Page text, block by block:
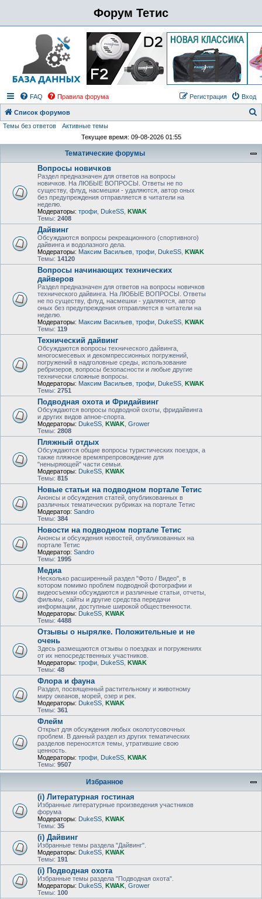
Форум Тетис
FAQ Правила форума Вход
Регистрация
Список форумов
Темы без ответов
Активные темы
Текущее время: 09-08-2026 01:55
Тематические форумы
Вопросы новичков
Раздел предназначен для ответов на вопросы
новичков. На ЛЮБЫЕ ВОПРОСЫ. Ответы не по
существу, флуд, насмешки - удаляются, автор оных
без предупреждения отправляется в читатели на
неделю.
Модераторы: трофи DukeSS KWAK
Темы: 2408
Дайвинг
Обсуждаются вопросы рекреационного (спортивного)
дайвинга и водолазного дела.
Модераторы: Максим Васильев трофи DukeSS KWAK
Темы: 14120
Вопросы начинающих технических
дайверов
Раздел предназначен для ответов на вопросы новичков
технического дайвинга. На ЛЮБЫЕ ВОПРОСЫ. Ответы
не по существу, флуд, насмешки - удаляются, автор
оных без предупреждения отправляется в читатели на
неделю.
Модераторы: Максим Васильев трофи DukeSS KWAK
Темы: 119
Технический дайвинг
Обсуждаются вопросы технического дайвинга,
многосмесевых и декомпрессионных погружений,
погружений в надголовные среды, использование
ребризеров, вопросы безопасности и любые другие
технически сложные вопросы.
Модераторы: Максим Васильев трофи DukeSS KWAK
Темы: 2751
Подводная охота и Фридайвинг
Обсуждаются вопросы подводной охоты, фридайвинга
и других видов апное-спорта.
Модераторы: DukeSS KWAK Grower
Темы: 2808
Пляжный отдых
Обсуждаются общие вопросы туристических поездок, а
также пляжное времяпрепровождение для
"неныряющей" части семьи.
Модераторы: DukeSS KWAK
Темы: 815
Новые статьи на подводном портале Тетис
Анонсы и обсуждения статей, опубликованных в
различных тематических рубриках на портале Тетис
Модератор: Sandro
Темы: 384
Новости на подводном портале Тетис
Анонсы и обсуждения новостей, опубликованных на
портале Тетис
Модератор: Sandro
Темы: 1995
Медиа
Несколько расширенный раздел "Фото / Видео", в
котором помимо проблем подводной фотографии и
видеосъемки обсуждаются и различные статьи, отчеты,
фильмы, сайты и другие средства передачи
информации, доступные широкой общественности.
Модераторы: DukeSS KWAK
Темы: 4488
Отзывы о нырялке. Положительные и не
очень
Здесь размещаются отзывы о поездках и погружениях
от их непосредственных участников.
Модераторы: трофи DukeSS KWAK
Темы: 48
Флора и фауна
Раздел, посвященный растительному и животному
миру океанов, морей, озер и рек.
Модераторы: DukeSS KWAK
Темы: 361
Флейм
Открыт для обсуждения любых околотусовочных
проблем. В данный раздел из других тематических
разделов переносятся темы, утратившие свою
ценность.
Модераторы: трофи DukeSS KWAK
Темы: 9507
Избранное
(i) Литературная гостиная
Избранные литературные произведения участников
форума
Модераторы: DukeSS KWAK
Темы: 35
(i) Дайвинг
Избранные темы раздела "Дайвинг".
Модераторы: DukeSS KWAK
Темы: 191
(i) Подводная охота
Избранные темы раздела "Подводная охота".
Модераторы: DukeSS KWAK Grower
Темы: 100